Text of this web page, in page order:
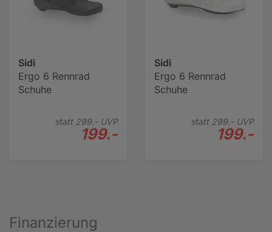
Sidi
Ergo 6 Rennrad
Schuhe
statt 299.-UVP
199.-
Sidi
Ergo 6 Rennrad
Schuhe
statt 299.-UVP
199.-
Finanzierung